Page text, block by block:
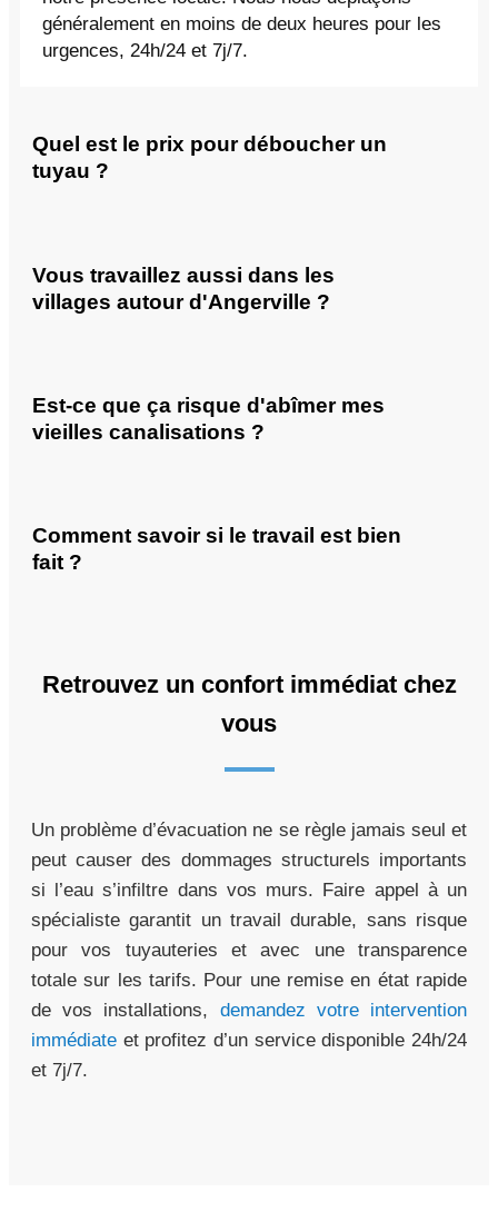
généralement en moins de deux heures pour les
urgences, 24h/24 et 7j/7.
Quel est le prix pour déboucher un
tuyau ?
Vous travaillez aussi dans les
villages autour d'Angerville ?
Est-ce que ça risque d'abîmer mes
vieilles canalisations ?
Comment savoir si le travail est bien
fait ?
Retrouvez un confort immédiat chez
vous
Un problème d’évacuation ne se règle jamais seul et
peut causer des dommages structurels importants
si l’eau s’infiltre dans vos murs. Faire appel à un
spécialiste garantit un travail durable, sans risque
pour vos tuyauteries et avec une transparence
totale sur les tarifs. Pour une remise en état rapide
de vos installations, demandez votre intervention
immédiate et profitez d’un service disponible 24h/24
et 7j/7.